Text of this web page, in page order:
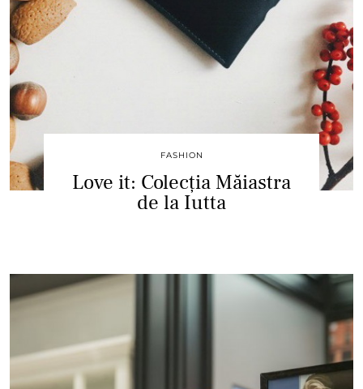
FASHION
Love it: Colecția Măiastra
de la Iutta